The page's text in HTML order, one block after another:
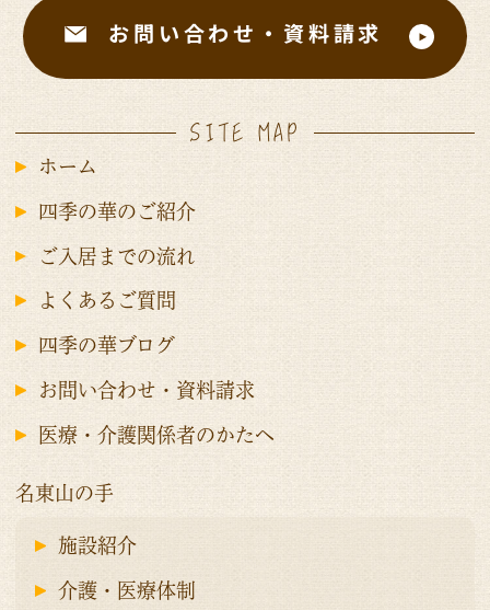
お問い合わせ・資料請求
SITE MAP
ホーム
四季の華のご紹介
ご入居までの流れ
よくあるご質問
四季の華ブログ
お問い合わせ・資料請求
医療・介護関係者のかたへ
名東山の手
施設紹介
介護・医療体制